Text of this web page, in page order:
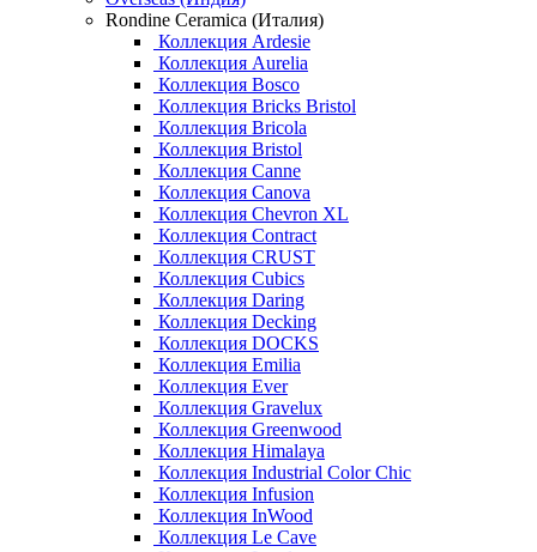
Rondine Ceramica (Италия)
Коллекция Ardesie
Коллекция Aurelia
Коллекция Bosco
Коллекция Bricks Bristol
Коллекция Bricola
Коллекция Bristol
Коллекция Canne
Коллекция Canova
Коллекция Chevron XL
Коллекция Contract
Коллекция CRUST
Коллекция Cubics
Коллекция Daring
Коллекция Decking
Коллекция DOCKS
Коллекция Emilia
Коллекция Ever
Коллекция Gravelux
Коллекция Greenwood
Коллекция Himalaya
Коллекция Industrial Color Chic
Коллекция Infusion
Коллекция InWood
Коллекция Le Cave